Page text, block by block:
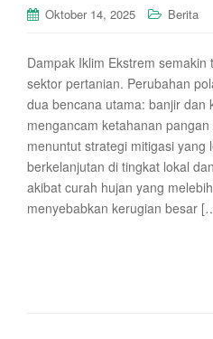
Oktober 14, 2025 Berita
Dampak Iklim Ekstrem
sektor pertanian. Perubahan
dua bencana utama: banjir dan
mengancam ketahanan
menuntut strategi mitigasi yang
berkelanjutan di tingkat lokal
akibat curah hujan yang
menyebabkan kerugian besar